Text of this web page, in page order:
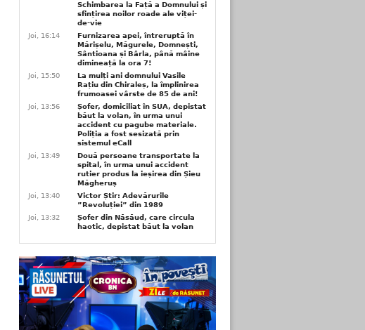
Schimbarea la Față a Domnului și
sfințirea noilor roade ale viței-
de-vie
Joi, 16:14
Furnizarea apei, întreruptă în
Mărișelu, Măgurele, Domnești,
Sântioana și Bârla, până mâine
dimineață la ora 7!
Joi, 15:50
La mulți ani domnului Vasile
Rațiu din Chiraleș, la împlinirea
frumoasei vârste de 85 de ani!
Joi, 13:56
Șofer, domiciliat în SUA, depistat
băut la volan, în urma unui
accident cu pagube materiale.
Poliția a fost sesizată prin
sistemul eCall
Joi, 13:49
Două persoane transportate la
spital, în urma unui accident
rutier produs la ieșirea din Șieu
Măgheruș
Joi, 13:40
Victor Știr: Adevărurile
”Revoluției” din 1989
Joi, 13:32
Șofer din Năsăud, care circula
haotic, depistat băut la volan